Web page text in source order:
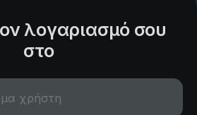
λογαριασμό σου
στο